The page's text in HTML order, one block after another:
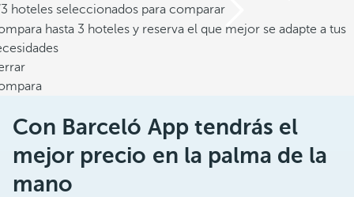
hoteles seleccionados para comparar
hasta 3 hoteles y reserva el que mejor se adapte a tus
Con Barceló App tendrás el
mejor precio en la palma de la
mano